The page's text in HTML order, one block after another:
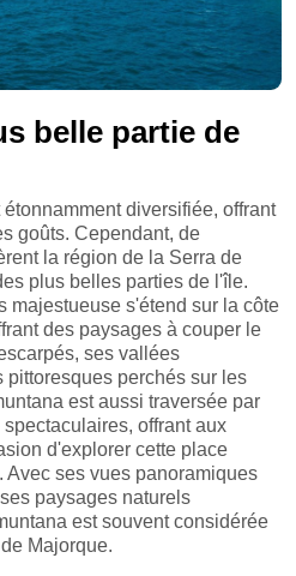
belle partie de
diversifiée, offrant
goûts. Cependant, de
la région de la Serra de
plus belles parties de l'île.
majestueuse s'étend sur la côte
des paysages à couper le
ses vallées
perchés sur les
est aussi traversée par
offrant aux
d'explorer cette place
Avec ses vues panoramiques
paysages naturels
est souvent considérée
Majorque.